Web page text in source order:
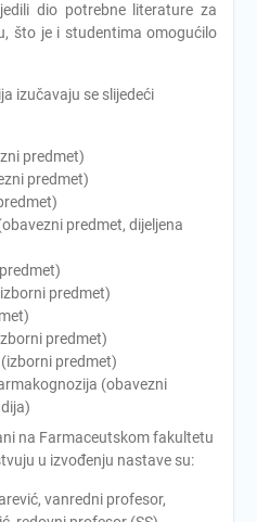
dio potrebne literature za
što je i studentima omogućilo
izučavaju se slijedeći
predmet)
predmet)
predmet, dijeljena
predmet)
predmet)
predmet)
(obavezni
na Farmaceutskom fakultetu
u izvođenju nastave su:
vanredni profesor,